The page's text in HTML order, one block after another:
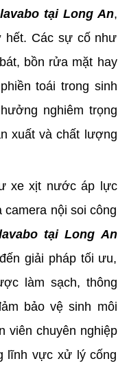
tại Long An,
hết. Các sự cố như
bồn rửa mặt hay
toái trong sinh
nghiêm trọng
xuất và chất lượng
xe xịt nước áp lực
camera nội soi công
tại Long An
giải pháp tối ưu,
làm sạch, thông
bảo vệ sinh môi
viên chuyên nghiệp
lĩnh vực xử lý cống